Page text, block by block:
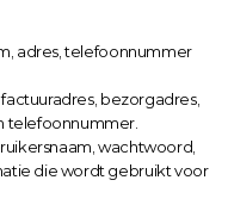
adres, telefoonnummer
factuuradres, bezorgadres,
telefoonnummer.
wachtwoord,
die wordt gebruikt voor